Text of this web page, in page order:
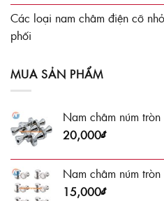
Các loại nam châm điện cỡ
phối
MUA SẢN PHẨM
Nam châm núm
20,000₫
Nam châm núm
15,000₫